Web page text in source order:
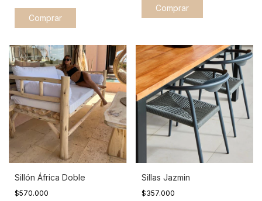
Sillón África Doble
$570.000
Sillas Jazmin
$357.000